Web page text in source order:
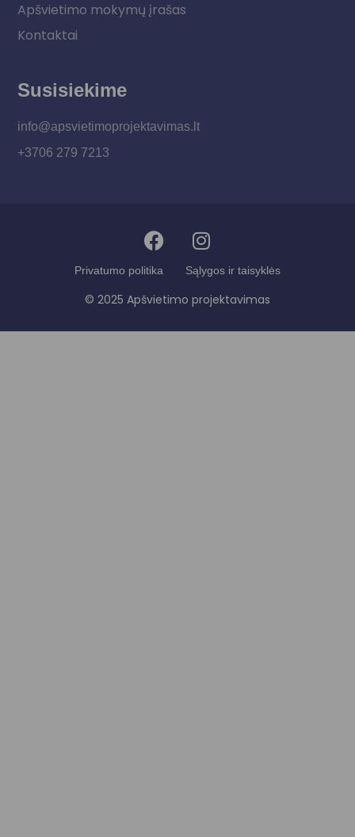
Apšvietimo mokymų įrašas
Kontaktai
Susisiekime
info@apsvietimoprojektavimas.lt
+3706 279 7213
Privatumo politika Sąlygos ir taisyklės
© 2025 Apšvietimo projektavimas